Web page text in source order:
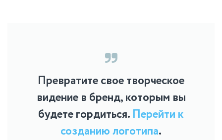
Превратите свое творческое
видение в бренд, которым вы
будете гордиться. Перейти к
созданию логотипа.